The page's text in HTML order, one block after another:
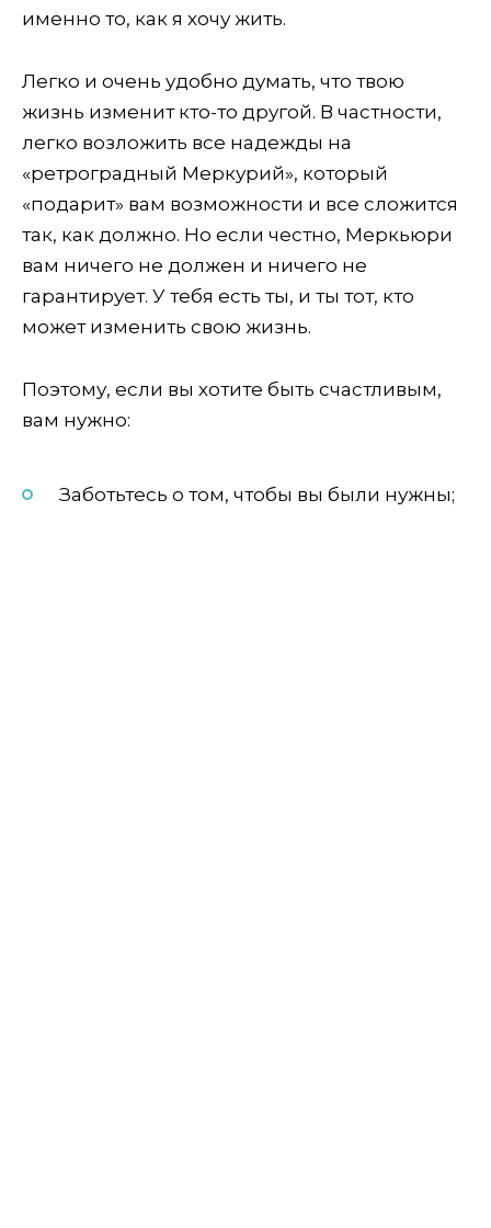
именно то, как я хочу жить.
Легко и очень удобно думать, что твою
жизнь изменит кто-то другой. В частности,
легко возложить все надежды на
«ретроградный Меркурий», который
«подарит» вам возможности и все сложится
так, как должно. Но если честно, Меркьюри
вам ничего не должен и ничего не
гарантирует. У тебя есть ты, и ты тот, кто
может изменить свою жизнь.
Поэтому, если вы хотите быть счастливым,
вам нужно:
Заботьтесь о том, чтобы вы были нужны;